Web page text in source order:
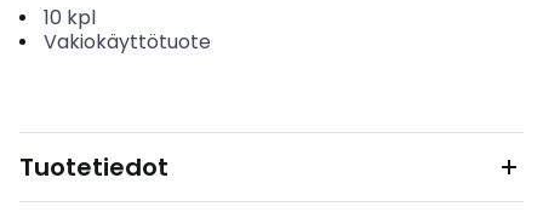
10 kpl
Vakiokäyttötuote
Tuotetiedot